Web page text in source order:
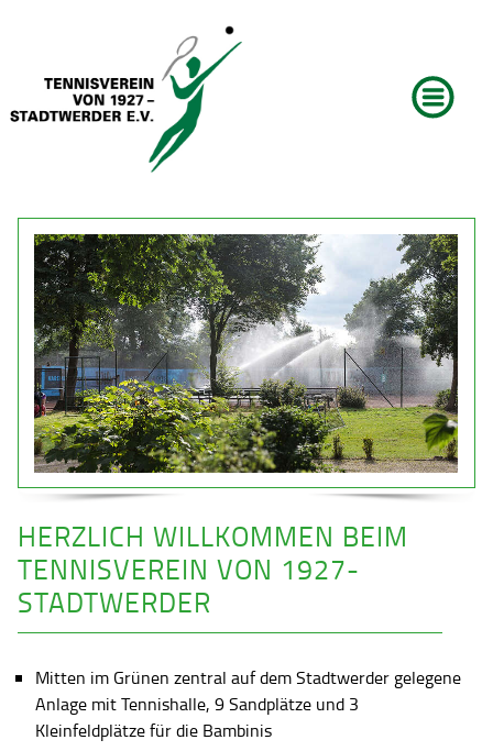
HERZLICH WILLKOMMEN BEIM
TENNISVEREIN VON 1927-
STADTWERDER
Mitten im Grünen zentral auf dem Stadtwerder gelegene
Anlage mit Tennishalle, 9 Sandplätze und 3
Kleinfeldplätze für die Bambinis